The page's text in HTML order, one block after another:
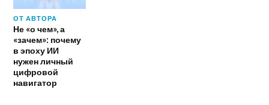
ОТ АВТОРА
Не «о чем», а
«зачем»: почему
в эпоху ИИ
нужен личный
цифровой
навигатор